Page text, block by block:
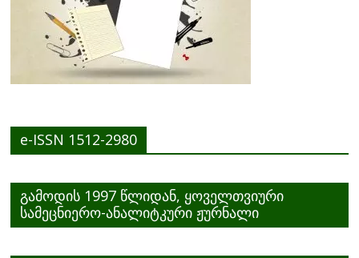
e-ISSN 1512-2980
გამოდის 1997 წლიდან, ყოველთვიური
სამეცნიერო-ანალიტკური ჟურნალი